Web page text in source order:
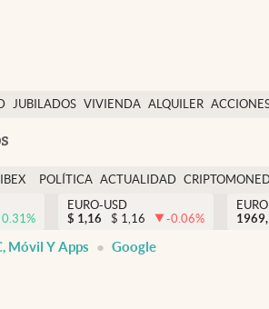
JUBILADOS VIVIENDA ALQUILER
IBEX
EURO
POLÍTICA ACTUALIDAD
0.31%
EURO-USD
$ 1,16 $ 1,16 -0.06%
Móvil Y Apps Google